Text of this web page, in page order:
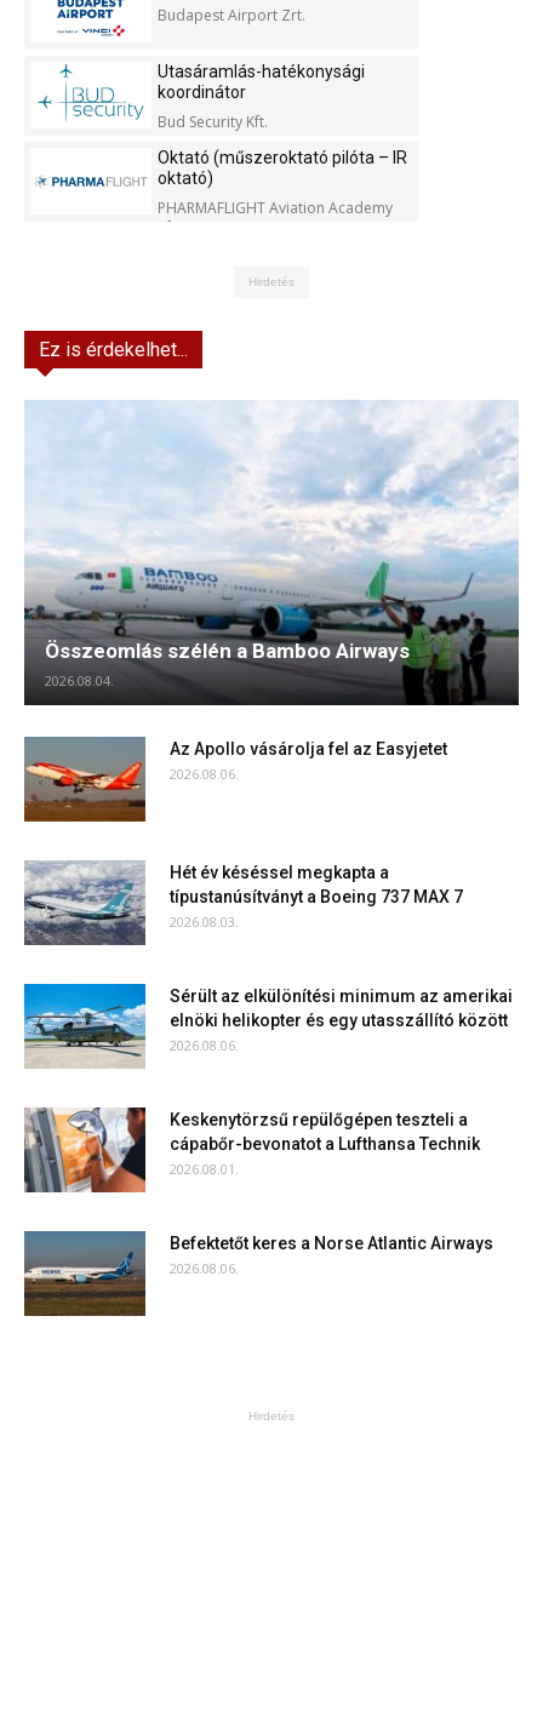
Budapest Airport Zrt.
Utasáramlás-hatékonysági
koordinátor
Bud Security Kft.
Oktató (műszeroktató pilóta – IR
oktató)
PHARMAFLIGHT Aviation Academy
Kft.
Hirdetés
Ez is érdekelhet...
Összeomlás szélén a Bamboo Airways
2026.08.04.
Az Apollo vásárolja fel az Easyjetet
2026.08.06.
Hét év késéssel megkapta a
típustanúsítványt a Boeing 737 MAX 7
2026.08.03.
Sérült az elkülönítési minimum az amerikai
elnöki helikopter és egy utasszállító között
2026.08.06.
Keskenytörzsű repülőgépen teszteli a
cápabőr-bevonatot a Lufthansa Technik
2026.08.01.
Befektetőt keres a Norse Atlantic Airways
2026.08.06.
Hirdetés